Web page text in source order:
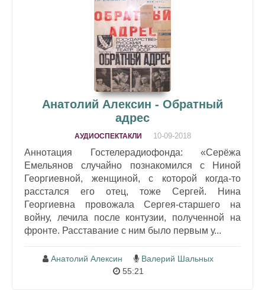
Анатолий Алексин - Обратный
адрес
АУДИОСПЕКТАКЛИ 10-09-2018
Аннотация Гостелерадиофонда: «Серёжа
Емельянов случайно познакомился с Ниной
Георгиевной, женщиной, с которой когда-то
расстался его отец, тоже Сергей. Нина
Георгиевна провожала Сергея-старшего на
войну, лечила после контузии, полученной на
фронте. Расставание с ним было первым у...
Анатолий Алексин
Валерий Шальных
55:21